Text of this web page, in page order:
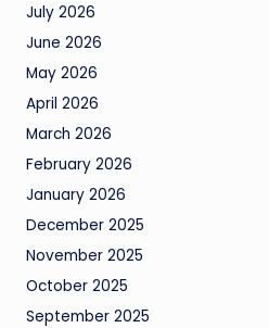
July 2026
June 2026
May 2026
April 2026
March 2026
February 2026
January 2026
December 2025
November 2025
October 2025
September 2025